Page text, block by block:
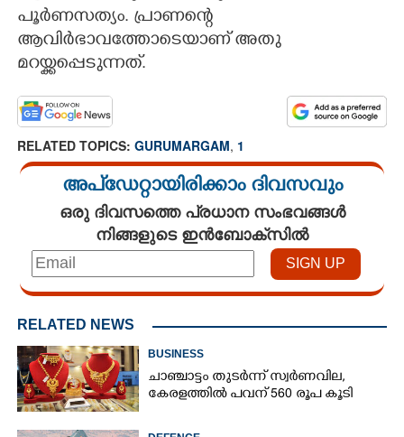
CARTOONS
CONTACT US
പൂർണസത്യം. പ്രാണന്റെ
ആവിർഭാവത്തോടെയാണ് അതു
മറയ്ക്കപ്പെടുന്നത്.
RELATED TOPICS: GURUMARGAM, 1
അപ്ഡേറ്റായിരിക്കാം ദിവസവും
ഒരു ദിവസത്തെ പ്രധാന സംഭവങ്ങൾ
നിങ്ങളുടെ ഇൻബോക്സിൽ
RELATED NEWS
BUSINESS
ചാഞ്ചാട്ടം തുടർന്ന് സ്വർണവില,
കേരളത്തിൽ പവന് 560 രൂപ കൂടി